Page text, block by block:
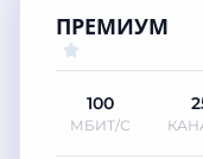
ПРЕМИУМ
100
МБИТ/С